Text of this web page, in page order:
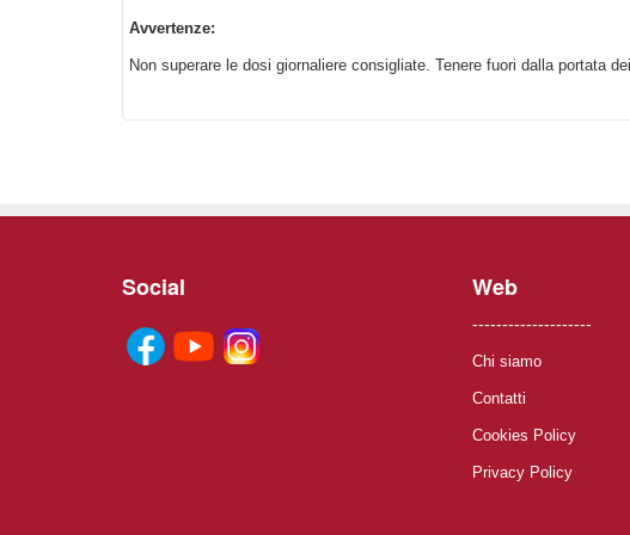
Avvertenze:
Non superare le dosi giornaliere consigliate. Tenere fuori dalla portata
Social Web
--------------------
Chi siamo
Contatti
Cookies Policy
Privacy Policy